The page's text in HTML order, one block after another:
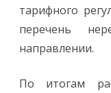
тарифного
перечень
направлении.
По итогам